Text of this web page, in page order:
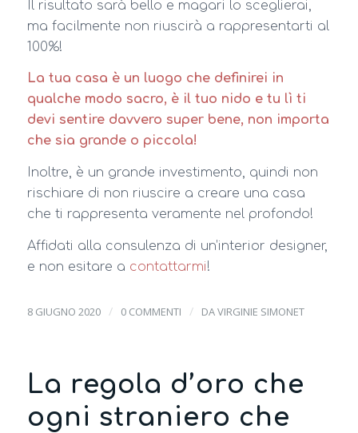
Il risultato sarà bello e magari lo sceglierai,
ma facilmente non riuscirà a rappresentarti al
100%!
La tua casa è un luogo che definirei in
qualche modo sacro, è il tuo nido e tu lì ti
devi sentire davvero super bene, non importa
che sia grande o piccola!
Inoltre, è un grande investimento, quindi non
rischiare di non riuscire a creare una casa
che ti rappresenta veramente nel profondo!
Affidati alla consulenza di un’interior designer,
e non esitare a contattarmi!
8 GIUGNO 2020 / 0 COMMENTI / DAVIRGINIE SIMONET
La regola d’oro che
ogni straniero che